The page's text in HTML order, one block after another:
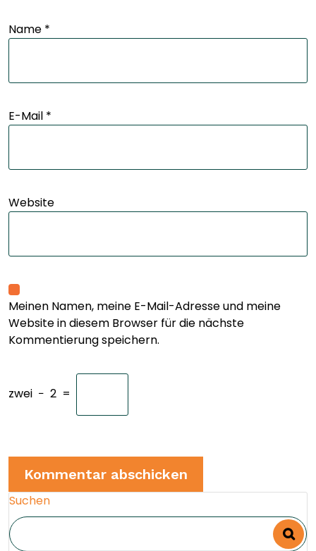
Name *
E-Mail *
Website
Meinen Namen, meine E-Mail-Adresse und meine
Website in diesem Browser für die nächste
Kommentierung speichern.
zwei − 2 =
Suchen